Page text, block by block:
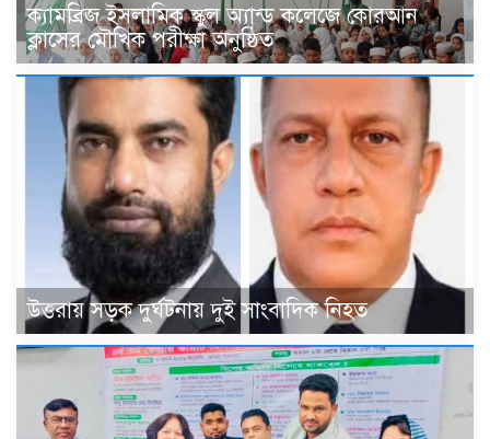
ক্যামব্রিজ ইসলামিক স্কুল অ্যান্ড কলেজে কোরআন
ক্লাসের মৌখিক পরীক্ষা অনুষ্ঠিত
উত্তরায় সড়ক দুর্ঘটনায় দুই সাংবাদিক নিহত